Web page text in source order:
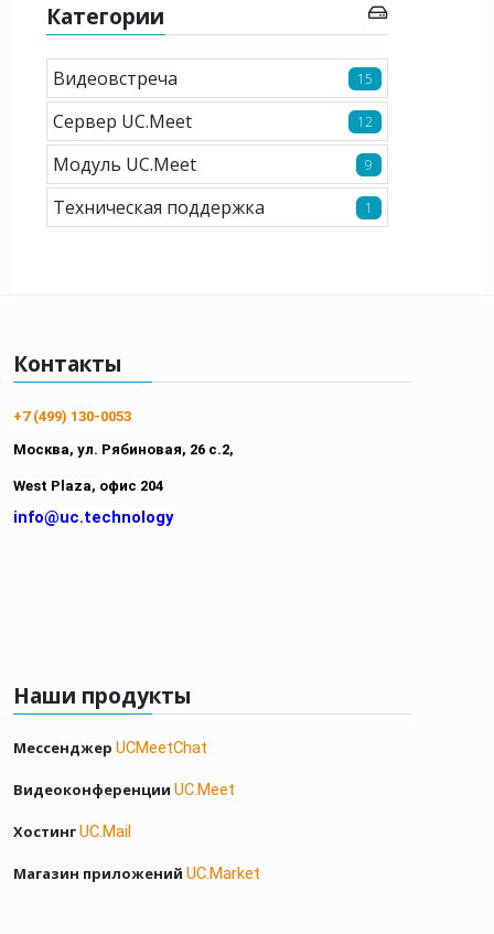
Категории
15
Видеовстреча
12
Сервер UC.Meet
9
Модуль UC.Meet
1
Техническая поддержка
Контакты
+7 (499) 130-0053
Москва, ул. Рябиновая, 26 с.2,
West Plaza, офис 204
info@uc.technology
Наши продукты
Мессенджер UCMeetChat
Видеоконференции UC.Meet
ХостингUC.Mail
Магазин приложений UC.Market